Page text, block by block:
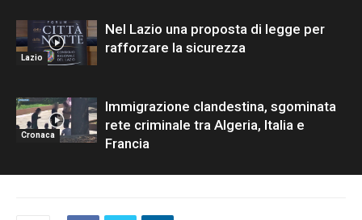
Lazio
Nel Lazio una proposta di legge per
rafforzare la sicurezza
Cronaca
Immigrazione clandestina, sgominata
rete criminale tra Algeria, Italia e
Francia